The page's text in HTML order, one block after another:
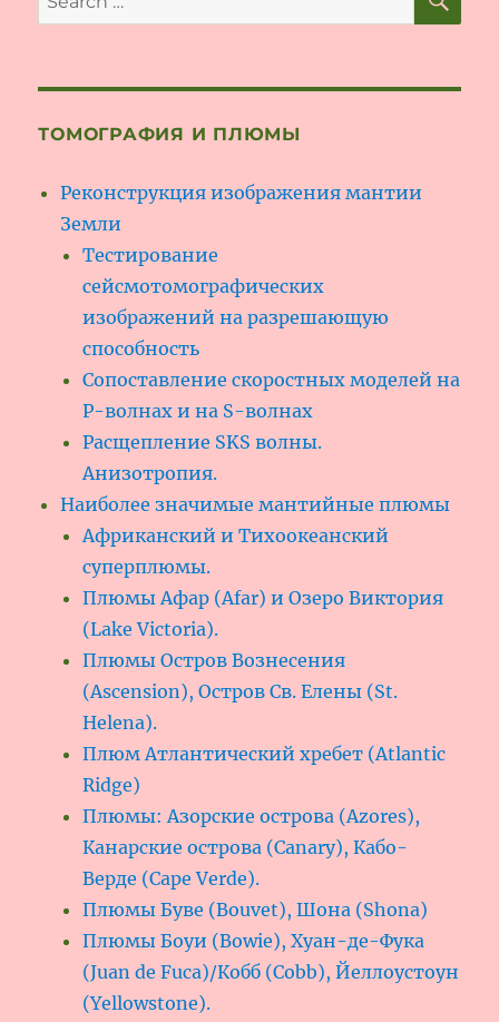
for:
ТОМОГРАФИЯ И ПЛЮМЫ
Реконструкция изображения мантии
Земли
Тестирование
сейсмотомографических
изображений на разрешающую
способность
Сопоставление скоростных моделей на
P-волнах и на S-волнах
Расщепление SKS волны.
Анизотропия.
Наиболее значимые мантийные плюмы
Африканский и Тихоокеанский
суперплюмы.
Плюмы Афар (Afar) и Озеро Виктория
(Lake Victoria).
Плюмы Остров Вознесения
(Ascension), Остров Св. Елены (St.
Helena).
Плюм Атлантический хребет (Atlantic
Ridge)
Плюмы: Азорские острова (Azores),
Канарские острова (Canary), Кабо-
Верде (Cape Verde).
Плюмы Буве (Bouvet), Шона (Shona)
Плюмы Боуи (Bowie), Хуан-де-Фука
(Juan de Fuca)/Кобб (Cobb), Йеллоустоун
(Yellowstone).